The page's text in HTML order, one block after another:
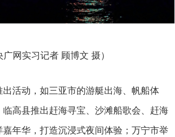
网实习记者 顾博文 摄）
活动，如三亚市的游艇出海、帆船体
高县推出赶海寻宝、沙滩船歌会、赶海
年华，打造沉浸式夜间体验；万宁市举